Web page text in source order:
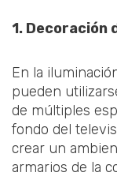
1. Decoración
En la
pueden
de múltiples
fondo del
crear un
armarios de la